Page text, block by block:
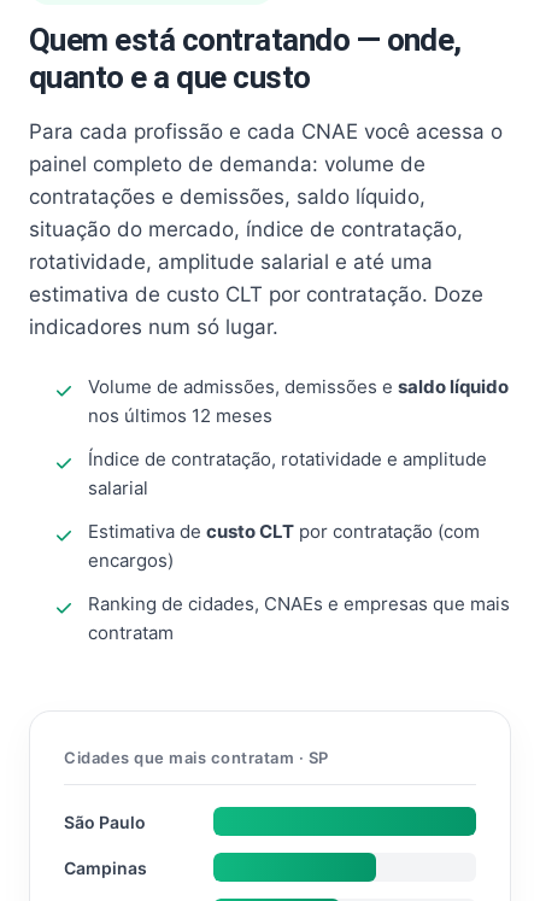
Quem está contratando — onde,
quanto e a que custo
Para cada profissão e cada CNAE você acessa o
painel completo de demanda: volume de
contratações e demissões, saldo líquido,
situação do mercado, índice de contratação,
rotatividade, amplitude salarial e até uma
estimativa de custo CLT por contratação. Doze
indicadores num só lugar.
Volume de admissões, demissões e saldo líquido
nos últimos 12 meses
Índice de contratação, rotatividade e amplitude
salarial
Estimativa de custo CLT por contratação (com
encargos)
Ranking de cidades, CNAEs e empresas que mais
contratam
Cidades que mais contratam · SP
São Paulo
Campinas